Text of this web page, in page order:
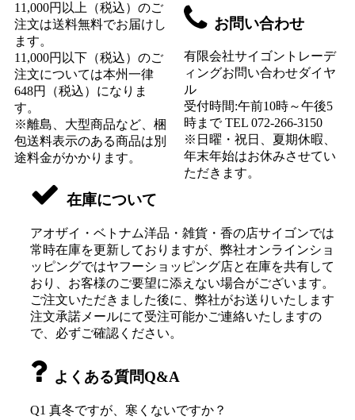
11,000円以上（税込）のご
注文は送料無料でお届けし
ます。
11,000円以下（税込）のご
注文については本州一律
648円（税込）になりま
す。
※離島、大型商品など、梱
包送料表示のある商品は別
途料金がかかります。
お問い合わせ
有限会社サイゴントレーデ
ィングお問い合わせダイヤ
ル
受付時間:午前10時～午後5
時まで TEL 072-266-3150
※日曜・祝日、夏期休暇、
年末年始はお休みさせてい
ただきます。
在庫について
アオザイ・ベトナム洋品・雑貨・香の店サイゴンでは
常時在庫を更新しておりますが、弊社オンラインショ
ッピングではヤフーショッピング店と在庫を共有して
おり、お客様のご要望に添えない場合がございます。
ご注文いただきました後に、弊社がお送りいたします
注文承諾メールにて受注可能かご連絡いたしますの
で、必ずご確認ください。
よくある質問Q&A
Q1 真冬ですが、寒くないですか？